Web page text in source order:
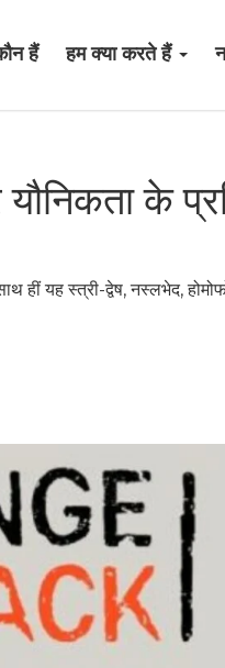
हैं हम क्या करते हैं
के प्रति
स्त्री-द्वेष, नस्लभेद,